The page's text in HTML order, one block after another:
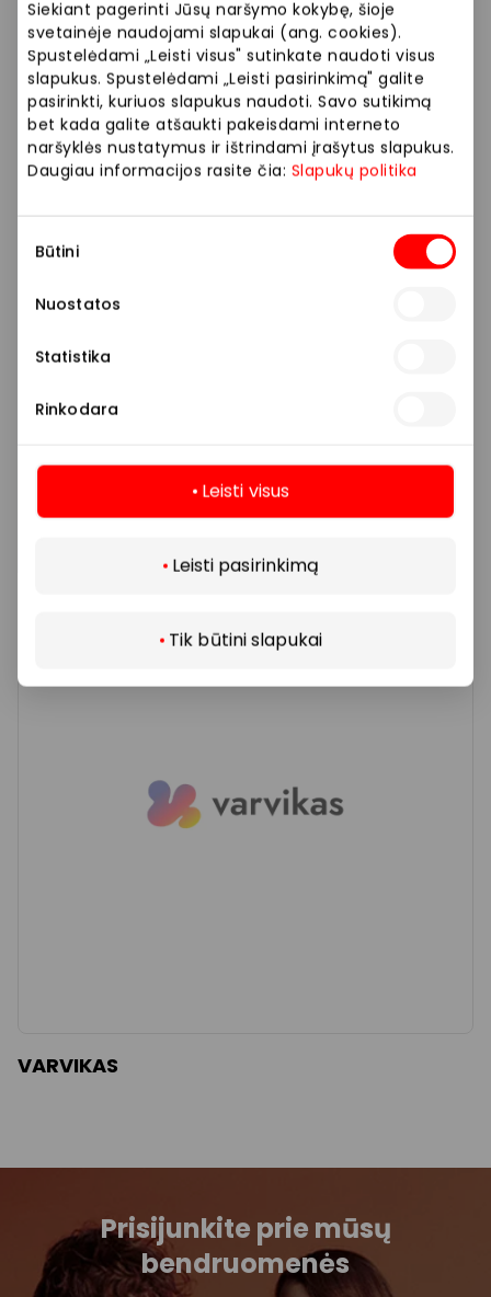
Siekiant pagerinti Jūsų naršymo kokybę, šioje
svetainėje naudojami slapukai (ang. cookies).
Spustelėdami „Leisti visus" sutinkate naudoti visus
slapukus. Spustelėdami „Leisti pasirinkimą" galite
pasirinkti, kuriuos slapukus naudoti. Savo sutikimą
bet kada galite atšaukti pakeisdami interneto
naršyklės nustatymus ir ištrindami įrašytus slapukus.
Daugiau informacijos rasite čia: Slapukų politika
pasirinkimas
Būtini
Nuostatos
Statistika
Rinkodara
Leisti visus
Leisti pasirinkimą
Tik būtini slapukai
Knygos ir kanceliarija
PEGASAS
VARVIKAS
Prisijunkite prie mūsų
bendruomenės
Daugiau